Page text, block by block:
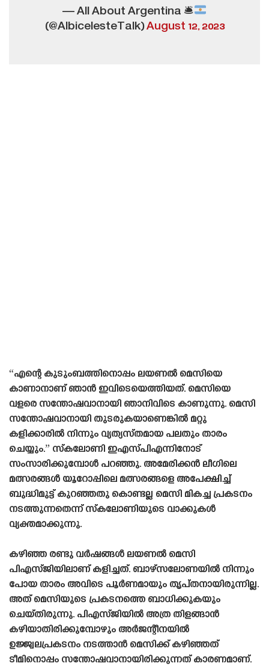
— All About Argentina 🛎
(@AlbicelesteTalk)August 12, 2023
“എന്റെ കുടുംബത്തിനൊപ്പം ലയണൽ മെസിയെ
കാണാനാണ് ഞാൻ ഇവിടെയെത്തിയത്. മെസിയെ
വളരെ സന്തോഷവാനായി ഞാനിവിടെ കാണുന്നു. മെസി
സന്തോഷവാനായി തുടരുകയാണെങ്കിൽ മറ്റു
കളിക്കാരിൽ നിന്നും വ്യത്യസ്‌തമായ പലതും താരം
ചെയ്യും.” സ്‌കലോണി ഇഎസ്‌പിഎന്നിനോട്
സംസാരിക്കുമ്പോൾ പറഞ്ഞു. അമേരിക്കൻ ലീഗിലെ
മത്സരങ്ങൾ യൂറോപ്പിലെ മത്സരങ്ങളെ അപേക്ഷിച്ച്
ബുദ്ധിമുട്ട് കുറഞ്ഞതു കൊണ്ടല്ല മെസി മികച്ച പ്രകടനം
നടത്തുന്നതെന്ന് സ്‌കലോണിയുടെ വാക്കുകൾ
വ്യക്തമാക്കുന്നു.
കഴിഞ്ഞ രണ്ടു വർഷങ്ങൾ ലയണൽ മെസി
പിഎസ്‌ജിയിലാണ് കളിച്ചത്. ബാഴ്‌സലോണയിൽ നിന്നും
പോയ താരം അവിടെ പൂർണമായും തൃപ്‌തനായിരുന്നില്ല.
അത് മെസിയുടെ പ്രകടനത്തെ ബാധിക്കുകയും
ചെയ്‌തിരുന്നു. പിഎസ്‌ജിയിൽ അത്ര തിളങ്ങാൻ
കഴിയാതിരിക്കുമ്പോഴും അർജന്റീനയിൽ
ഉജ്ജ്വലപ്രകടനം നടത്താൻ മെസിക്ക് കഴിഞ്ഞത്
ടീമിനൊപ്പം സന്തോഷവാനായിരിക്കുന്നത് കാരണമാണ്.